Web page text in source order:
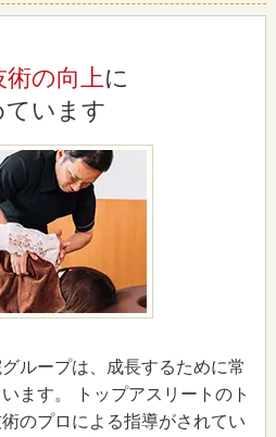
術の向上に
ています
ループは、成長するために常
ます。 トップアスリートのト
のプロによる指導がされてい